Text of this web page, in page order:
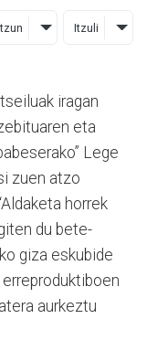
Itzuli
iragan
eta
Lege
zuen atzo
horrek
du bete-
giza eskubide
aurkeztu